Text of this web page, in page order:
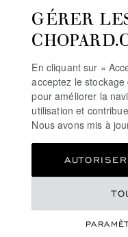
les femmes. En or,
chaque montre
savoir-faire et le
innovation, respect
d’ordre qui
EN
GÉRER
En cliquant sur «
acceptez le
pour améliorer la
utilisation et
Nous avons mis à